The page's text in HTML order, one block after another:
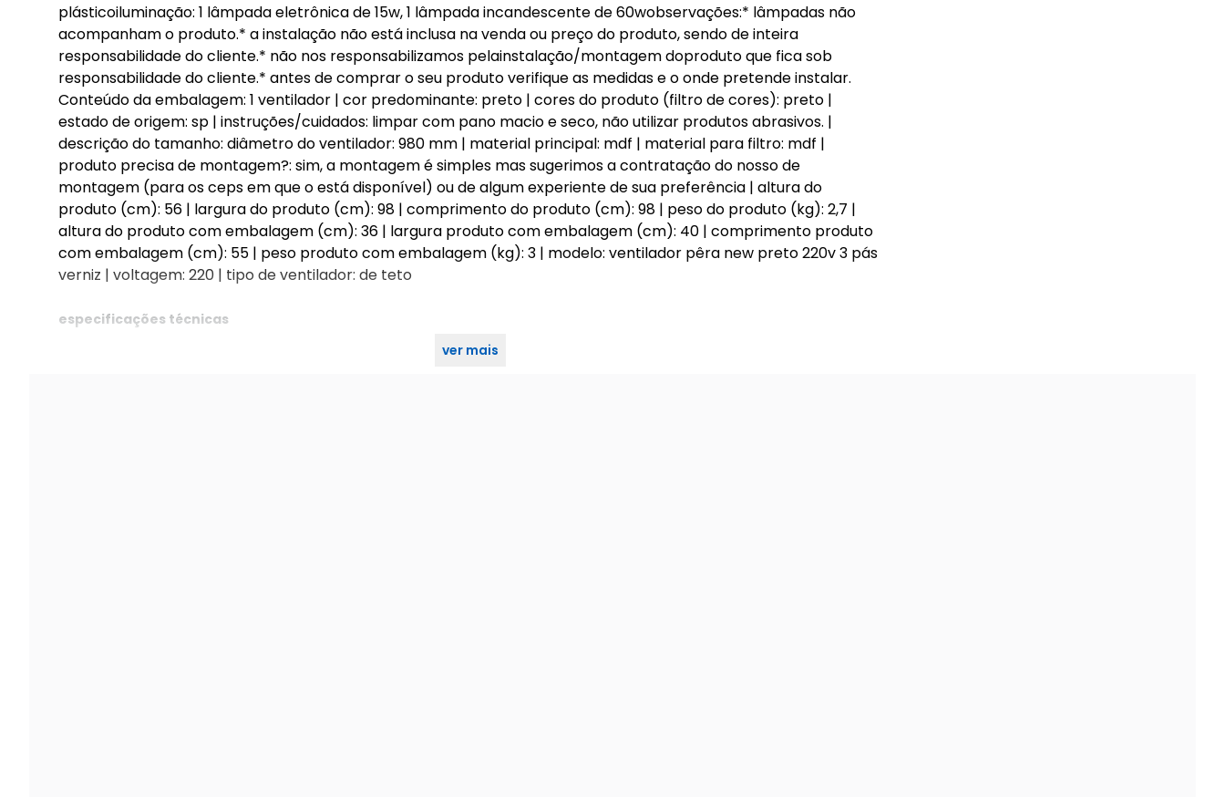
plásticoiluminação: 1 lâmpada eletrônica de 15w, 1 lâmpada incandescente de 60wobservações:* lâmpadas não
acompanham o produto.* a instalação não está inclusa na venda ou preço do produto, sendo de inteira
responsabilidade do cliente.* não nos responsabilizamos pelainstalação/montagem doproduto que fica sob
responsabilidade do cliente.* antes de comprar o seu produto verifique as medidas e o onde pretende instalar.
Conteúdo da embalagem: 1 ventilador | cor predominante: preto | cores do produto (filtro de cores): preto |
estado de origem: sp | instruções/cuidados: limpar com pano macio e seco, não utilizar produtos abrasivos. |
descrição do tamanho: diâmetro do ventilador: 980 mm | material principal: mdf | material para filtro: mdf |
produto precisa de montagem?: sim, a montagem é simples mas sugerimos a contratação do nosso de
montagem (para os ceps em que o está disponível) ou de algum experiente de sua preferência | altura do
produto (cm): 56 | largura do produto (cm): 98 | comprimento do produto (cm): 98 | peso do produto (kg): 2,7 |
altura do produto com embalagem (cm): 36 | largura produto com embalagem (cm): 40 | comprimento produto
com embalagem (cm): 55 | peso produto com embalagem (kg): 3 | modelo: ventilador pêra new preto 220v 3 pás
verniz | voltagem: 220 | tipo de ventilador: de teto
especificações técnicas
ver mais